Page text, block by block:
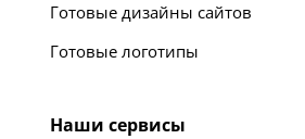
Готовые дизайны сайтов
Готовые логотипы
Наши сервисы